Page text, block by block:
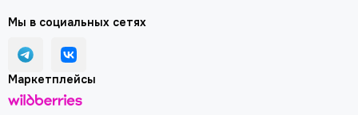
Мы в социальных сетях
Маркетплейсы